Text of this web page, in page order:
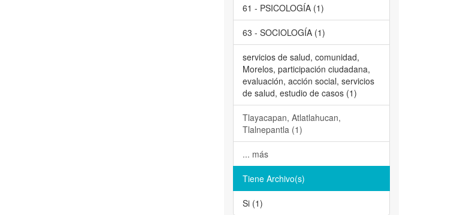
61 - PSICOLOGÍA (1)
63 - SOCIOLOGÍA (1)
servicios de salud, comunidad,
Morelos, participación ciudadana,
evaluación, acción social, servicios
de salud, estudio de casos (1)
Tlayacapan, Atlatlahucan,
Tlalnepantla (1)
... más
Tiene Archivo(s)
Si (1)